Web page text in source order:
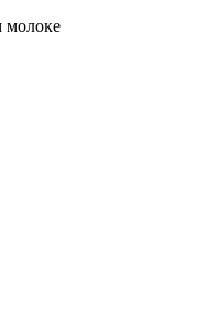
молоке